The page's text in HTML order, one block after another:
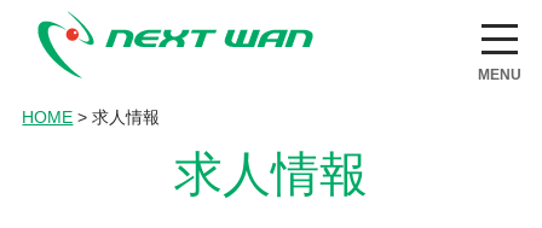
MENU
HOME >求人情報
求人情報